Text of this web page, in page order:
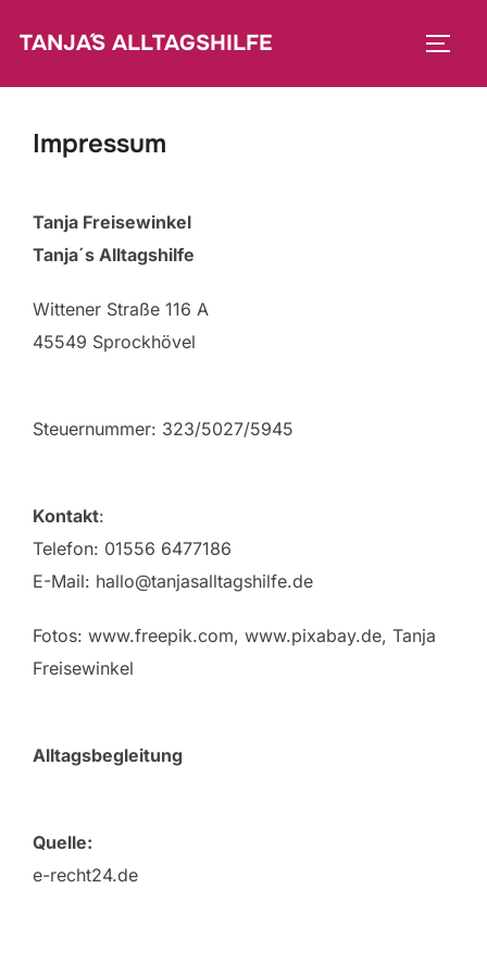
InhaltTANJA´S ALLTAGSHILFE
Impressum
Tanja Freisewinkel
Tanja´s Alltagshilfe
Wittener Straße 116 A
45549 Sprockhövel
Steuernummer: 323/5027/5945
Kontakt:
Telefon: 01556 6477186
E-Mail: hallo@tanjasalltagshilfe.de
Fotos: www.freepik.com, www.pixabay.de, Tanja
Freisewinkel
Alltagsbegleitung
Quelle:
e-recht24.de